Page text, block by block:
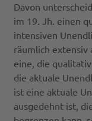
Davon
im 19. Jh. einen
intensiven
räumlich extensiv
eine, die
die aktuale
ist eine aktuale
ausgedehnt ist,